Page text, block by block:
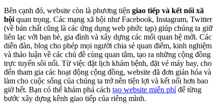
Bên cạnh đó, website còn là phương tiện giao tiếp và kết nối xã
hội quan trọng. Các mạng xã hội như Facebook, Instagram, Twitter
(về bản chất cũng là các ứng dụng web phức tạp) giúp chúng ta giữ
liên lạc với bạn bè, gia đình và xây dựng các mối quan hệ mới. Các
diễn đàn, blog cho phép mọi người chia sẻ quan điểm, kinh nghiệm
và thảo luận về các chủ đề cùng quan tâm, tạo ra những cộng đồng
trực tuyến sôi nổi. Từ việc đặt lịch khám bệnh, đặt vé máy bay, cho
đến tham gia các hoạt động cộng đồng, website đã đơn giản hóa và
làm cho cuộc sống của chúng ta trở nên tiện lợi và kết nối hơn bao
giờ hết. Bạn có thể khám phá cách tạo website miễn phíđể từng
bước xây dựng kênh giao tiếp của riêng mình.